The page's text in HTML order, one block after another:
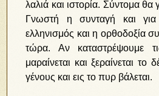
λαλιά και ιστορία. Σύντομα θα
Γνωστή η συνταγή και
ελληνισμός και η ορθοδοξία
τώρα. Αν καταστρέψουμε
μαραίνεται και ξεραίνεται το
γένους και εις το πυρ βάλεται.